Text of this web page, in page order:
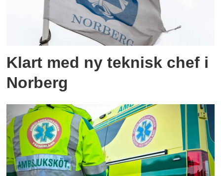
Klart med ny teknisk chef i
Norberg